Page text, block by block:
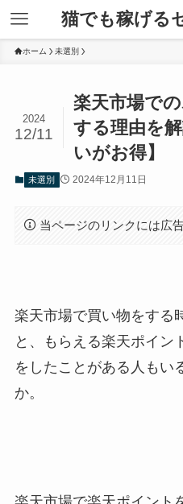
猫でも稼げる
ホーム 未選別
楽天市場で
する理由を
いがお得】
2024
12/11
未選別 2024年12月11日
当ページのリンクには広
楽天市場で買い物をする
と、もらえる楽天ポイン
をしたことがある人もい
か。